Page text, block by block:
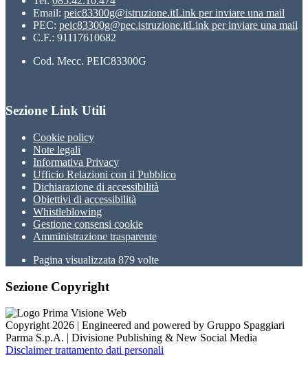
Email: peic83300g@istruzione.itLink per inviare una mail
PEC: peic83300g@pec.istruzione.itLink per inviare una mail
C.F.: 91117610682
Cod. Mecc. PEIC83300G
Sezione Link Utili
Cookie policy
Note legali
Informativa Privacy
Ufficio Relazioni con il Pubblico
Dichiarazione di accessibilità
Obiettivi di accessibilità
Whistleblowing
Gestione consensi cookie
Amministrazione trasparente
Pagina visualizzata 879 volte
Sezione Copyright
Copyright 2026 | Engineered and powered by Gruppo Spaggiari
Parma S.p.A. | Divisione Publishing & New Social Media
Disclaimer trattamento dati personali